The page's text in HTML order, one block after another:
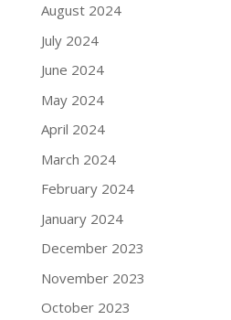
August 2024
July 2024
June 2024
May 2024
April 2024
March 2024
February 2024
January 2024
December 2023
November 2023
October 2023